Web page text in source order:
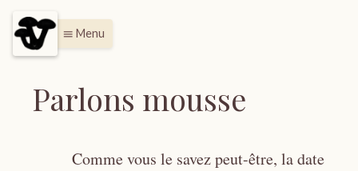
menu Menu
Parlons mousse
Comme vous le savez peut-être, la date